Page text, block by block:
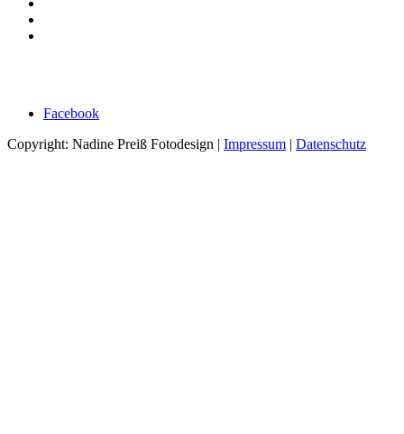
Facebook
Copyright: Nadine Preiß Fotodesign | Impressum | Datenschutz